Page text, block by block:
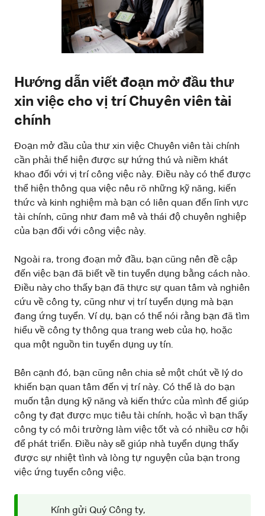
Hướng dẫn viết đoạn mở đầu thư
xin việc cho vị trí Chuyên viên tài
chính
Đoạn mở đầu của thư xin việc Chuyên viên tài chính
cần phải thể hiện được sự hứng thú và niềm khát
khao đối với vị trí công việc này. Điều này có thể được
thể hiện thông qua việc nêu rõ những kỹ năng, kiến
thức và kinh nghiệm mà bạn có liên quan đến lĩnh vực
tài chính, cũng như đam mê và thái độ chuyên nghiệp
của bạn đối với công việc này.
Ngoài ra, trong đoạn mở đầu, bạn cũng nên đề cập
đến việc bạn đã biết về tin tuyển dụng bằng cách nào.
Điều này cho thấy bạn đã thực sự quan tâm và nghiên
cứu về công ty, cũng như vị trí tuyển dụng mà bạn
đang ứng tuyển. Ví dụ, bạn có thể nói rằng bạn đã tìm
hiểu về công ty thông qua trang web của họ, hoặc
qua một nguồn tin tuyển dụng uy tín.
Bên cạnh đó, bạn cũng nên chia sẻ một chút về lý do
khiến bạn quan tâm đến vị trí này. Có thể là do bạn
muốn tận dụng kỹ năng và kiến thức của mình để giúp
công ty đạt được mục tiêu tài chính, hoặc vì bạn thấy
công ty có môi trường làm việc tốt và có nhiều cơ hội
để phát triển. Điều này sẽ giúp nhà tuyển dụng thấy
được sự nhiệt tình và lòng tự nguyện của bạn trong
việc ứng tuyển công việc.
Kính gửi Quý Công ty,